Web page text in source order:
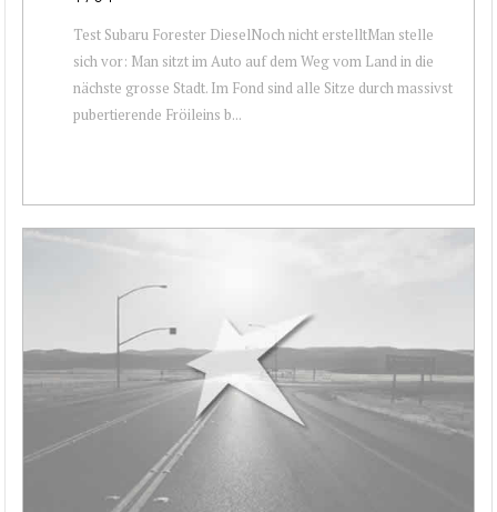
Test Subaru Forester DieselNoch nicht erstelltMan stelle
sich vor: Man sitzt im Auto auf dem Weg vom Land in die
nächste grosse Stadt. Im Fond sind alle Sitze durch massivst
pubertierende Fröileins b...